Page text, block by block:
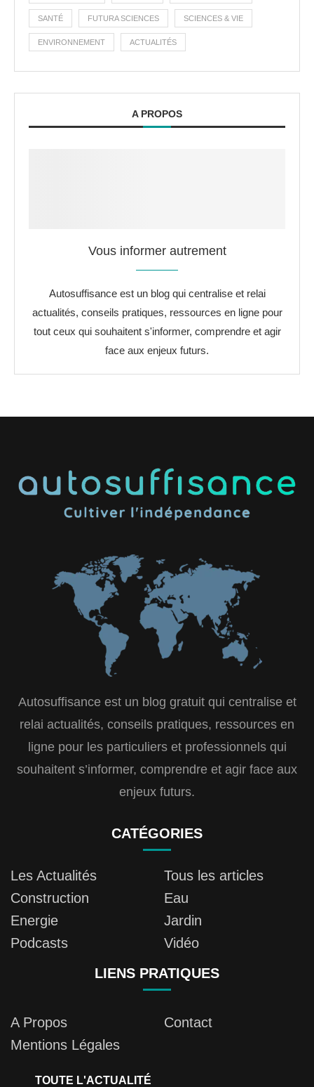
SANTÉ FUTURA SCIENCES SCIENCES & VIE
ENVIRONNEMENT ACTUALITÉS
A PROPOS
Vous informer autrement
Autosuffisance est un blog qui centralise et relai
actualités, conseils pratiques, ressources en ligne pour
tout ceux qui souhaitent s'informer, comprendre et agir
face aux enjeux futurs.
Autosuffisance est un blog gratuit qui centralise et
relai actualités, conseils pratiques, ressources en
ligne pour les particuliers et professionnels qui
souhaitent s’informer, comprendre et agir face aux
enjeux futurs.
CATÉGORIES
Les Actualités
Tous les articles
Construction
Eau
Energie
Jardin
Podcasts
Vidéo
LIENS PRATIQUES
A Propos
Contact
Mentions Légales
TOUTE L'ACTUALITÉ